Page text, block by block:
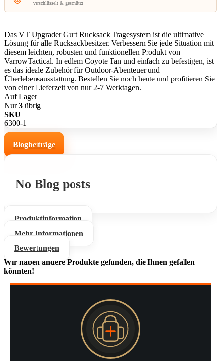
verschlüsselt & geschützt
Das VT Upgrader Gurt Rucksack Tragesystem ist die ultimative
Lösung für alle Rucksackbesitzer. Verbessern Sie jede Situation mit
diesem leichten, robusten und funktionellen Produkt von
VarrowTactical. In edlem Coyote Tan und einfach zu befestigen, ist
es das ideale Zubehör für Outdoor-Abenteuer und
Überlebensausstattung. Bestellen Sie noch heute und profitieren Sie
von einer Lieferzeit von nur 2-7 Werktagen.
Auf Lager
Nur3 übrig
SKU
6300-1
Blogbeiträge
No Blog posts
Produktinformation
Mehr Informationen
Bewertungen
Wir haben andere Produkte gefunden, die Ihnen gefallen
könnten!